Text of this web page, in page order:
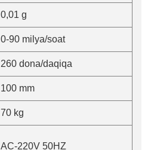
0,01 g
0-90 milya/soat
260 dona/daqiqa
100 mm
70 kg
AC-220V 50HZ